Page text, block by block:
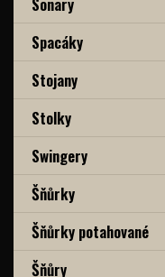
Spacáky
Stojany
Stolky
Swingery
Šňůrky
Šňůrky potahované
Šňůry